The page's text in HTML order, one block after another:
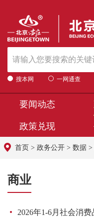
搜本网 一网通查
要闻动态
政策兑现
首页 > 政务公开 > 数据 >
商业
2026年1-6月社会消